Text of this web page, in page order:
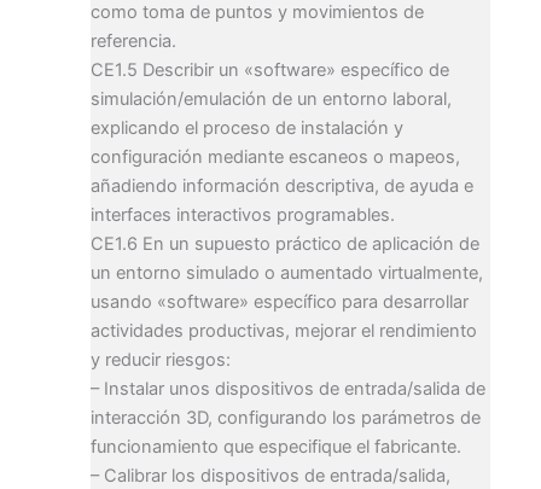
como toma de puntos y movimientos de
referencia.
CE1.5 Describir un «software» específico de
simulación/emulación de un entorno laboral,
explicando el proceso de instalación y
configuración mediante escaneos o mapeos,
añadiendo información descriptiva, de ayuda e
interfaces interactivos programables.
CE1.6 En un supuesto práctico de aplicación de
un entorno simulado o aumentado virtualmente,
usando «software» específico para desarrollar
actividades productivas, mejorar el rendimiento
y reducir riesgos:
– Instalar unos dispositivos de entrada/salida de
interacción 3D, configurando los parámetros de
funcionamiento que especifique el fabricante.
– Calibrar los dispositivos de entrada/salida,